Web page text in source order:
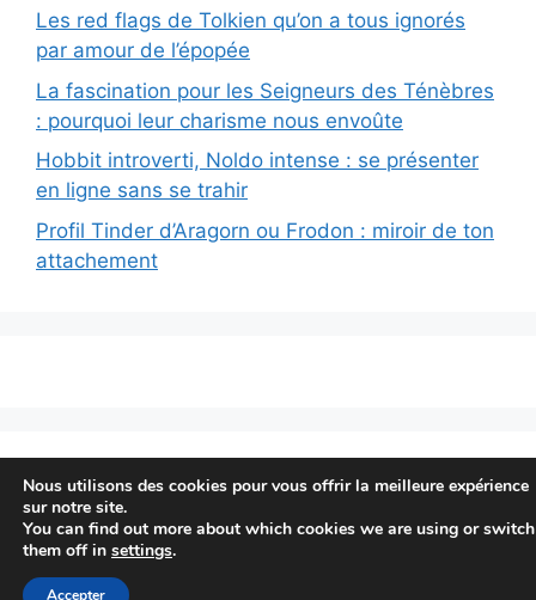
Les red flags de Tolkien qu’on a tous ignorés
par amour de l’épopée
La fascination pour les Seigneurs des Ténèbres
: pourquoi leur charisme nous envoûte
Hobbit introverti, Noldo intense : se présenter
en ligne sans se trahir
Profil Tinder d’Aragorn ou Frodon : miroir de ton
attachement
GeneratePress
Nous utilisons des cookies pour vous offrir la meilleure expérience
sur notre site.
You can find out more about which cookies we are using or switch
them off in settings.
Accepter